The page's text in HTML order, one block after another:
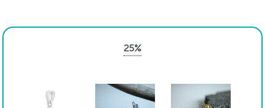
также контроль государственной пробирной службой
проба. К каждому ювелирному украшению
незначительно отличаться от реальных из-за
особенностей цветопередачи экрана
25%